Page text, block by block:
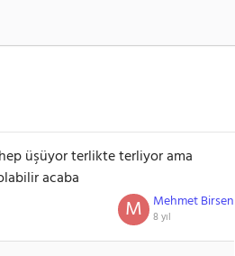
üşüyor terlikte terliyor ama
acaba
Mehmet Birsen
8 yıl
M